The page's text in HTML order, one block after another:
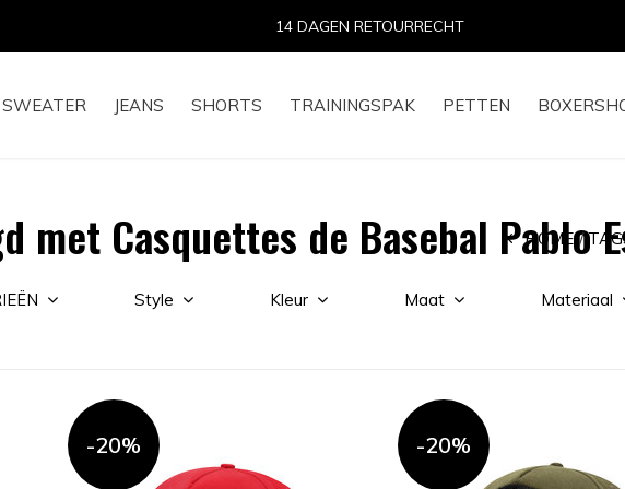
SWEATER JEANS SHORTS TRAININGSPAK PETTEN
14 DAGEN RETOURRECHT
met Casquettes de Basebal Pablo
HOME
Style Kleur Maat Materiaal
-20% -20%